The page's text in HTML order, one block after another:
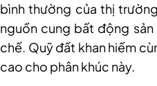
bình thường của thị
nguồn cung bất động sản
chế. Quỹ đất khan hiếm
cao cho phân khúc này.